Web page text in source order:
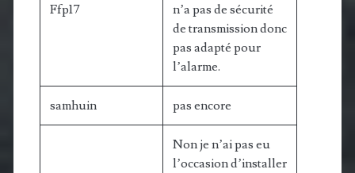
Ffp17
n’a pas de sécurité
de transmission donc
pas adapté pour
l’alarme.
samhuin pas encore
Non je n’ai pas eu
l’occasion d’installer